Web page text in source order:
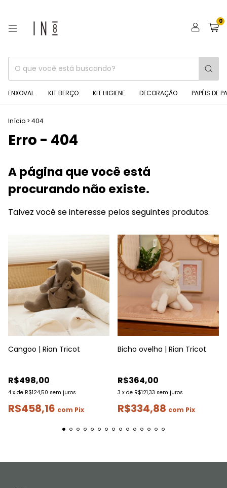
0
ENXOVAL KIT BERÇO KIT HIGIENE DECORAÇÃO PAPÉIS DE
Início > 404
Erro - 404
A página que você está
procurando não existe.
Talvez você se interesse pelos seguintes produtos.
Cangoo | Rian Tricot
R$498,00
4 x de R$124,50 sem juros
R$458,16 com Pix
Bicho ovelha | Rian Tricot
R$364,00
3 x de R$121,33 sem juros
R$334,88 com Pix